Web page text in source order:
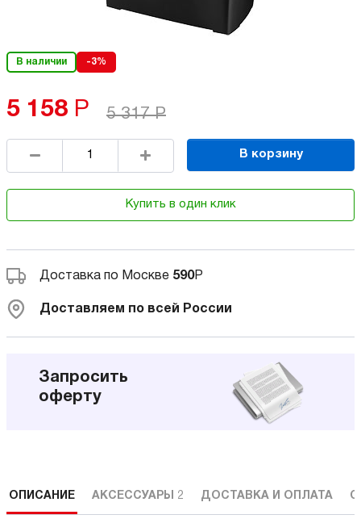
В наличии -3%
5 158 Р 5 317 Р
В корзину
Купить в один клик
Доставка по Москве 590Р
Доставляем по всей России
Запросить
оферту
ОПИСАНИЕ АКСЕССУАРЫ 2 ДОСТАВКА И ОПЛАТА